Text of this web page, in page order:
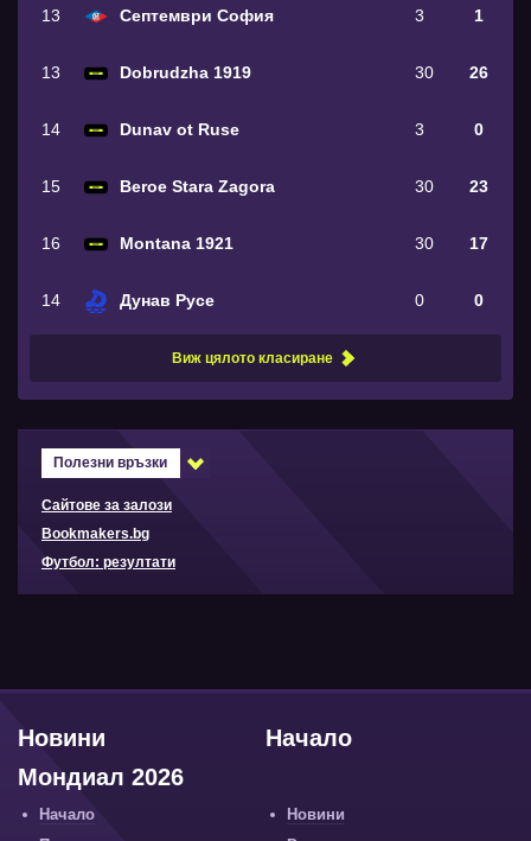
13 Септември София 3 1
13 Dobrudzha 1919 30 26
14 Dunav ot Ruse 3 0
15 Beroe Stara Zagora 30 23
16 Montana 1921 30 17
14 Дунав Русе 0 0
Виж цялото класиране
Полезни връзки
Сайтове за залози
Bookmakers.bg
Футбол: резултати
Начало
Новини
Мондиал 2026
Начало
Новини